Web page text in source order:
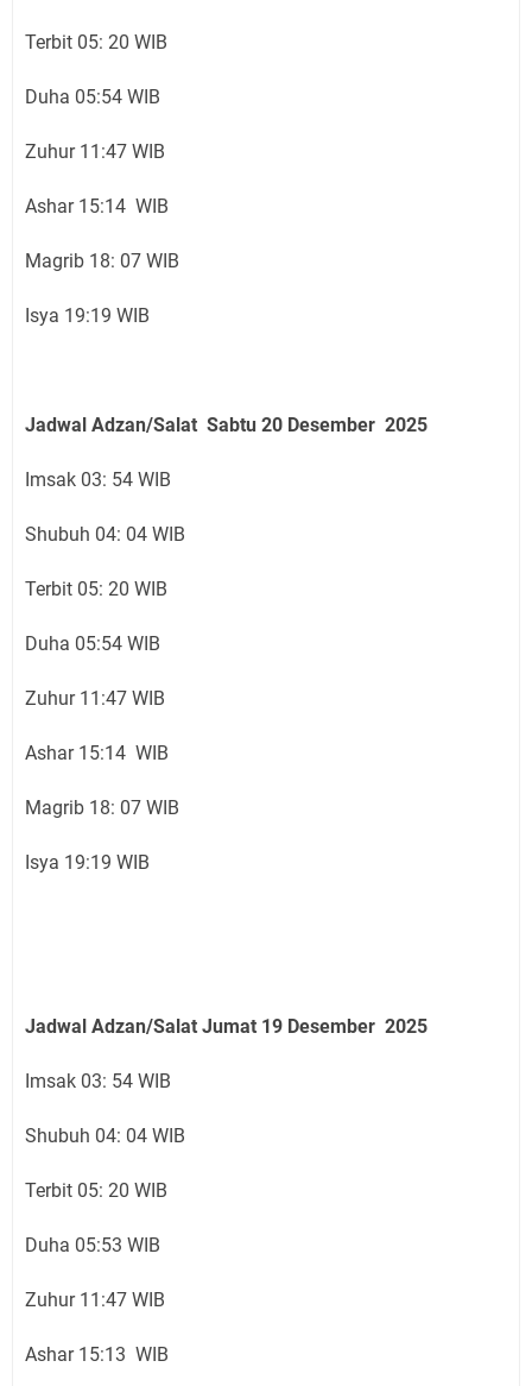
Terbit 05: 20 WIB
Duha 05:54 WIB
Zuhur 11:47 WIB
Ashar 15:14 WIB
Magrib 18: 07 WIB
Isya 19:19 WIB
Jadwal Adzan/Salat Sabtu 20 Desember 2025
Imsak 03: 54 WIB
Shubuh 04: 04 WIB
Terbit 05: 20 WIB
Duha 05:54 WIB
Zuhur 11:47 WIB
Ashar 15:14 WIB
Magrib 18: 07 WIB
Isya 19:19 WIB
Jadwal Adzan/Salat Jumat 19 Desember 2025
Imsak 03: 54 WIB
Shubuh 04: 04 WIB
Terbit 05: 20 WIB
Duha 05:53 WIB
Zuhur 11:47 WIB
Ashar 15:13 WIB